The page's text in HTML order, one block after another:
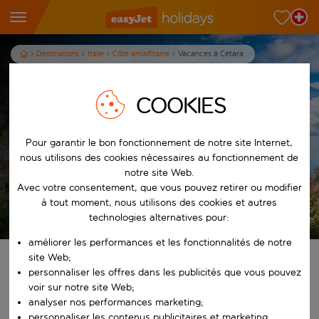
Destinations Italie Côte amalfitaine Vacances à Cetara
Vacances à Cetara
D&eacute;sol&eacute;, cette destination n&rsquo;est pas disponible
Afficher d'autres séjours
Les conditions générales s’appliquent
Trouvez votre séjour de rêve
Choisissez votre aéroport
À partir de
COOKIES
Pour garantir le bon fonctionnement de notre site Internet,
nous utilisons des cookies nécessaires au fonctionnement de
notre site Web.
Avec votre consentement, que vous pouvez retirer ou modifier
à tout moment, nous utilisons des cookies et autres
technologies alternatives pour:
améliorer les performances et les fonctionnalités de notre
site Web;
personnaliser les offres dans les publicités que vous pouvez
voir sur notre site Web;
analyser nos performances marketing;